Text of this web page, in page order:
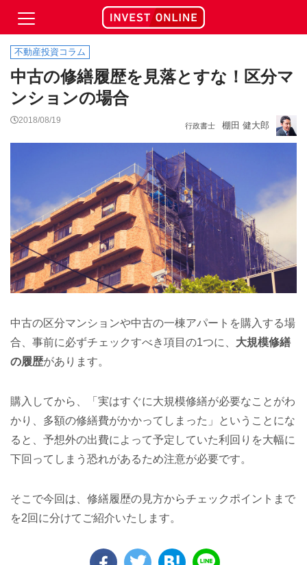
不動産投資コラム
中古の修繕履歴を見落とすな！区分マ
ンションの場合
2018/08/19
行政書士 棚田 健大郎
中古の区分マンションや中古の一棟アパートを購入する場
合、事前に必ずチェックすべき項目の1つに、 大規模修繕
の履歴があります。
購入してから、「実はすぐに大規模修繕が必要なことがわ
かり、多額の修繕費がかかってしまった」ということにな
ると、予想外の出費によって予定していた利回りを大幅に
下回ってしまう恐れがあるため注意が必要です。
そこで今回は、修繕履歴の見方からチェックポイントまで
を2回に分けてご紹介いたします。